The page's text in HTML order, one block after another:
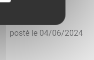
posté le 04/06/2024